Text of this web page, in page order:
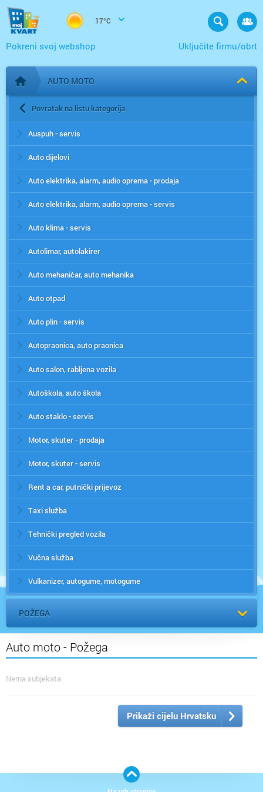
17°C
Uključite firmu/obrt
Pokreni svoj webshop
Početna stranica
AUTO MOTO
Povratak na listu kategorija
Auspuh - servis
Auto dijelovi
Auto elektrika, alarm, audio oprema - prodaja
Auto elektrika, alarm, audio oprema - servis
Auto klima - servis
Autolimar, autolakirer
Auto mehaničar, auto mehanika
Auto otpad
Auto plin - servis
Autopraonica, auto praonica
Auto salon, rabljena vozila
Autoškola, auto škola
Auto staklo - servis
Motor, skuter - prodaja
Motor, skuter - servis
Rent a car, putnički prijevoz
Taxi služba
Tehnički pregled vozila
Vučna služba
Vulkanizer, autogume, motogume
POŽEGA
Auto moto - Požega
Nema subjekata
Prikaži cijelu Hrvatsku